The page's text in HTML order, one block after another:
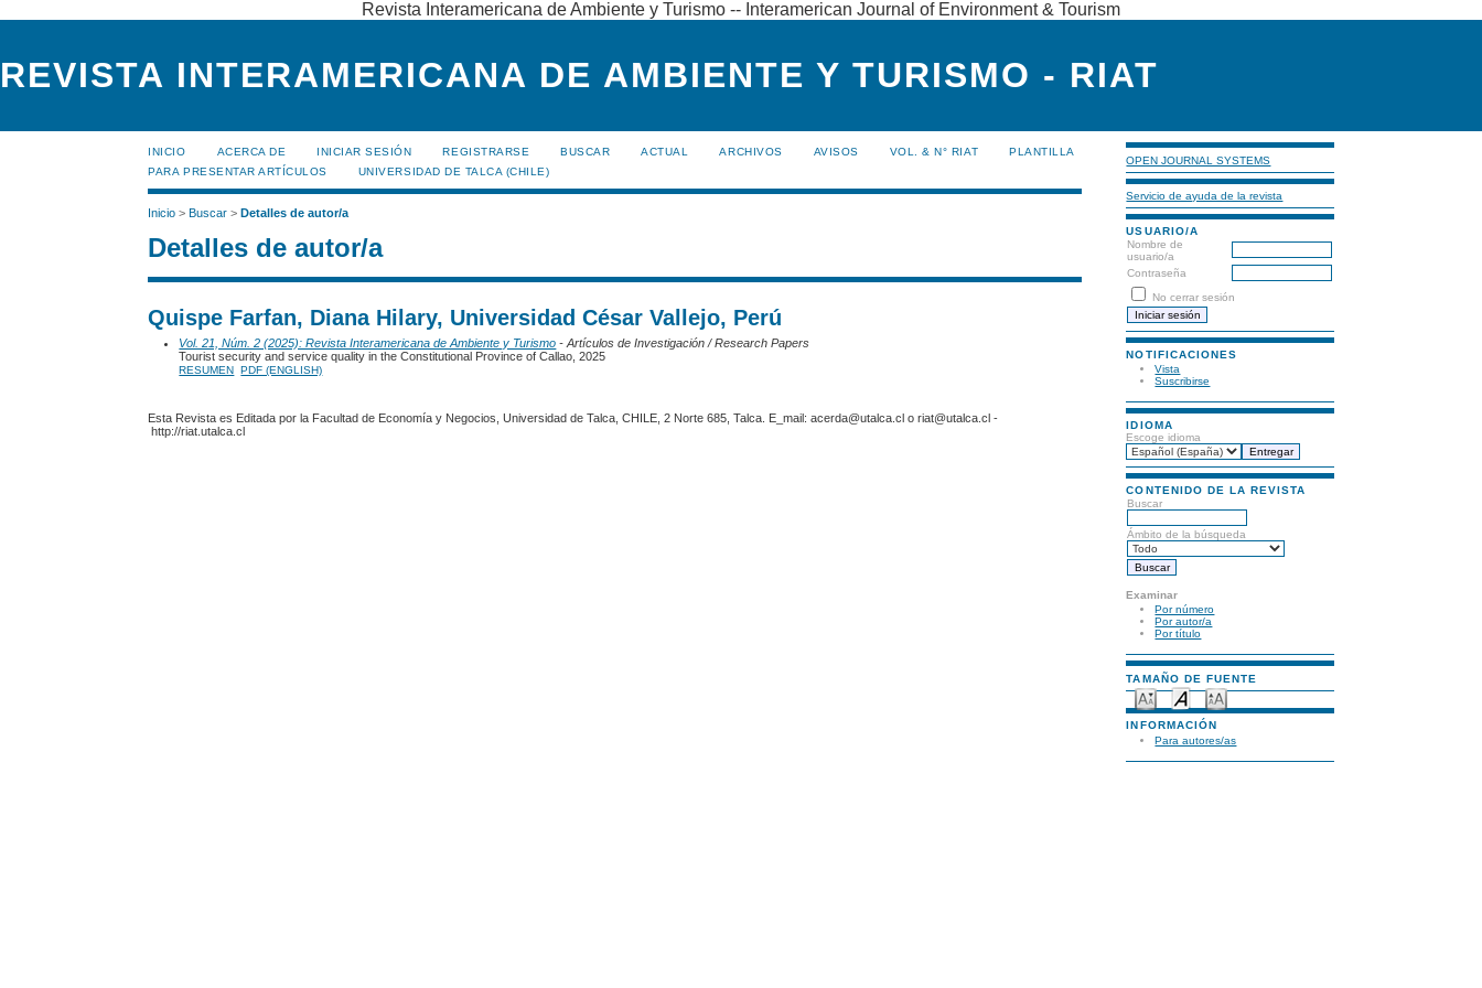
Revista Interamericana de Ambiente y Turismo -- Interamerican Journal of Environment & Tourism
REVISTA INTERAMERICANA DE AMBIENTE Y TURISMO - RIAT
OPEN JOURNAL SYSTEMS
Servicio de ayuda de la revista
USUARIO/A
Nombre de
usuario/a
Contraseña
No cerrar sesión
NOTIFICACIONES
Vista
Suscribirse
IDIOMA
Escoge idioma
CONTENIDO DE LA REVISTA
Buscar
Ámbito de la búsqueda
Examinar
Por número
Por autor/a
Por título
TAMAÑO DE FUENTE
INFORMACIÓN
Para autores/as
INICIO ACERCA DE INICIAR SESIÓN REGISTRARSE BUSCAR ACTUAL ARCHIVOS AVISOS VOL. & N° RIAT
PLANTILLA
PARA PRESENTAR ARTÍCULOS
UNIVERSIDAD DE TALCA (CHILE)
Inicio >Buscar >Detalles de autor/a
Detalles de autor/a
Quispe Farfan, Diana Hilary, Universidad César Vallejo, Perú
Vol. 21, Núm. 2 (2025): Revista Interamericana de Ambiente y Turismo - Artículos de Investigación / Research Papers
Tourist security and service quality in the Constitutional Province of Callao, 2025
RESUMEN PDF (ENGLISH)
Esta Revista es Editada por la Facultad de Economía y Negocios, Universidad de Talca, CHILE, 2 Norte 685, Talca. E_mail: acerda@utalca.cl o riat@utalca.cl -
http://riat.utalca.cl